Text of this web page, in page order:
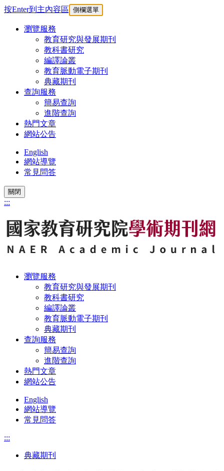
按Enter到主內容區 側欄選單
瀏覽服務
教育研究與發展期刊
教科書研究
編譯論叢
教育脈動電子期刊
典藏期刊
查詢服務
簡易查詢
進階查詢
熱門文章
網站公告
English
網站導覽
常見問答
關閉
:::
瀏覽服務
教育研究與發展期刊
教科書研究
編譯論叢
教育脈動電子期刊
典藏期刊
查詢服務
簡易查詢
進階查詢
熱門文章
網站公告
English
網站導覽
常見問答
:::
典藏期刊